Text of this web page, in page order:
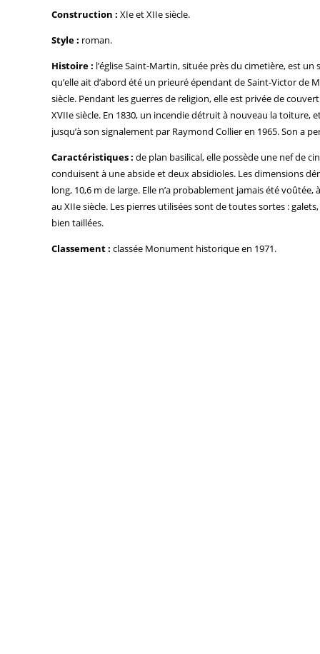
Construction : XIe et XIIe siècle.
Style : roman.
Histoire : l’église Saint-Martin, située près du cimetière, est
qu’elle ait d’abord été un prieuré épendant de Saint-Victor de
siècle. Pendant les guerres de religion, elle est privée de
XVIIe siècle. En 1830, un incendie détruit à nouveau la toiture,
jusqu’à son signalement par Raymond Collier en 1965. Son a
Caractéristiques : de plan basilical, elle possède une nef de
conduisent à une abside et deux absidioles. Les dimensions
long, 10,6 m de large. Elle n’a probablement jamais été
au XIIe siècle. Les pierres utilisées sont de toutes sortes :
bien taillées.
Classement : classée Monument historique en 1971.